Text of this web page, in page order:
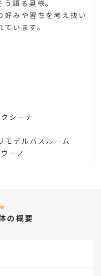
語る奥様。
好みや習性を考え抜い
います。
シーナ
モデルバスルーム
ーノ
の概要